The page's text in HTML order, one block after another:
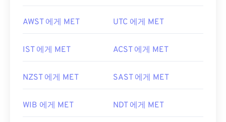
AWST 에게 MET UTC 에게 MET
IST 에게 MET ACST 에게 MET
NZST 에게 MET SAST 에게 MET
WIB 에게 MET NDT 에게 MET